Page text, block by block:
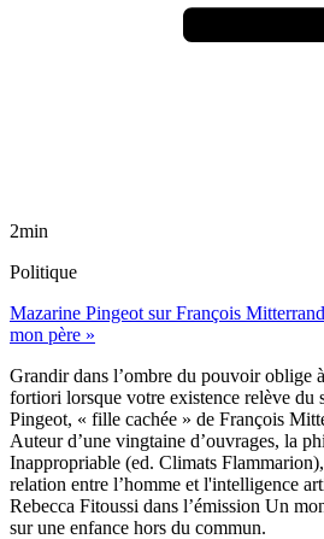
2min
Politique
Mazarine Pingeot sur François
mon père »
Grandir dans l’ombre du pouvoir oblige
fortiori lorsque votre existence relève du
Pingeot, « fille cachée » de François
Auteur d’une vingtaine d’ouvrages, la
Inappropriable (ed. Climats
relation entre l’homme et l'intelligence
Rebecca Fitoussi dans l’émission Un
sur une enfance hors du commun.